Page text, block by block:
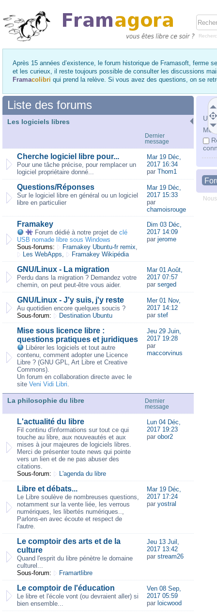
Après 15 années d’existence, le forum historique de Framasoft, ferme
et les curieux, il reste toujours possible de consulter les discussions
Framacolibri qui prend la relève. Si vous avez des questions, on se
Mot
Liste des forums
Les logiciels libres
Dernier
message
Cherche logiciel libre pour...
Pour une tâche précise, pour remplacer un
logiciel propriétaire donné...
Mar 19 Déc,
2017 16:34
par Thom1
Questions/Réponses
Sur le logiciel libre en général ou un logiciel
libre en particulier
Mar 19 Déc,
2017 15:33
par
chamoisrouge
Framakey
Forum dédié à notre projet de clé
USB nomade libre sous Windows
Sous-forums:
Framakey Ubuntu-fr remix,
Les WebApps, Framakey Wikipédia
Dim 03 Déc,
2017 14:09
par jerome
GNU/Linux - La migration
Perdu dans la migration ? Demandez votre
chemin, on peut peut-être vous aider.
Mar 01 Août,
2017 07:57
par serged
GNU/Linux - J'y suis, j'y reste
Au quotidien encore quelques soucis ?
Sous-forum:
Destination Ubuntu
Mer 01 Nov,
2017 14:12
par stef
Mise sous licence libre :
questions pratiques et juridiques
Libérer les logiciels et tout autre
contenu, comment adopter une Licence
Libre ? (GNU GPL, Art Libre et Creative
Commons).
Un forum en collaboration directe avec le
site Veni Vidi Libri.
Jeu 29 Juin,
2017 19:28
par
maccorvinus
La philosophie du libre
Dernier
message
L'actualité du libre
Fil continu d'informations sur tout ce qui
touche au libre, aux nouveautés et aux
mises à jour majeures de logiciels libres.
Merci de présenter toute news qui pointe
vers un lien et de ne pas abuser des
citations.
Sous-forum:
L'agenda du libre
Lun 04 Déc,
2017 19:23
par obor2
Libre et débats...
Le Libre soulève de nombreuses questions,
notamment sur la vente liée, les verrous
numériques, les libertés numériques..,
Parlons-en avec écoute et respect de
l'autre.
Mar 19 Déc,
2017 17:24
par yostral
Le comptoir des arts et de la
culture
Quand l'esprit du libre pénètre le domaine
culturel...
Sous-forum:
Framartlibre
Jeu 13 Juil,
2017 13:42
par stream26
Le comptoir de l'éducation
Le libre et l'école vont (ou devraient aller) si
bien ensemble...
Ven 08 Sep,
2017 05:59
par loicwood